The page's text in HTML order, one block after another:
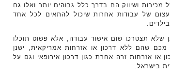
ושיווק הם בדרך כלל גבוהים יותר ואלו גם
עצום של עבודות אחרות שיכול להתאים לכל אחד
שלא תצטרכו שום אישור עבודה, אלא פשוט תוכלו
שהם ללא דרכון או אזרחות אמריקאית, ישנן
או אזרחות זרה אחרת כגון דרכון אירופאי וגם על
בישראל.